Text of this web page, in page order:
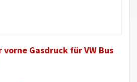
Gasdruck für VW Bus